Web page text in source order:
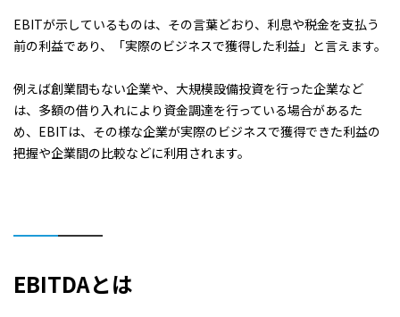
EBITが示しているものは、その言葉どおり、利息や税金を支払う
前の利益であり、「実際のビジネスで獲得した利益」と言えます。
例えば創業間もない企業や、大規模設備投資を行った企業など
は、多額の借り入れにより資金調達を行っている場合があるた
め、EBITは、その様な企業が実際のビジネスで獲得できた利益の
把握や企業間の比較などに利用されます。
EBITDAとは